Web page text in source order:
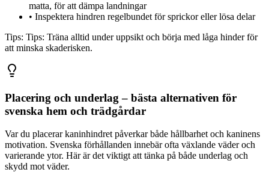
matta, för att dämpa landningar
• Inspektera hindren regelbundet för sprickor eller lösa delar
Tips: Tips: Träna alltid under uppsikt och börja med låga hinder för
att minska skaderisken.
Placering och underlag – bästa alternativen för
svenska hem och trädgårdar
Var du placerar kaninhindret påverkar både hållbarhet och kaninens
motivation. Svenska förhållanden innebär ofta växlande väder och
varierande ytor. Här är det viktigt att tänka på både underlag och
skydd mot väder.